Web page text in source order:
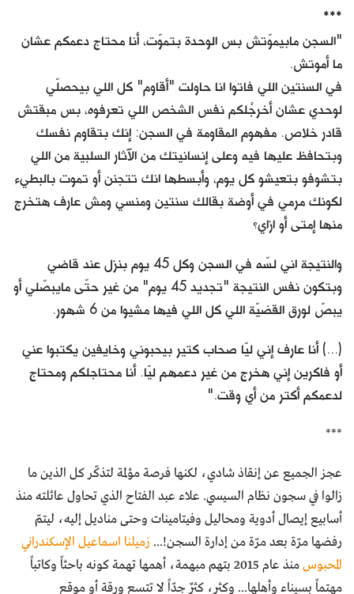
***
"السجن مابيموّتش بس الوحدة بتموّت، أنا محتاج دعمكم عشان
ما أموتش.
في السنتين اللي فاتوا انا حاولت "أقاوم" كل اللي بيحصلّي
لوحدي عشان أخرجْلكم نفس الشخص اللي تعرفوه، بس مبقتش
قادر خلاص. مفهوم المقاومة في السجن: إنك بتقاوم نفسك
وبتحافظ عليها فيه وعلى إنسانيتك من الآثار السلبية من اللي
بتشوفو بتعيشو كل يوم، وأبسطها انك تتجنن أو تموت بالبطيء
لكونك مرمي في أوضة بقالك سنتين ومنسي ومش عارف هتخرج
منها إمتى أو ازاي؟
والنتيجة اني لسّه في السجن وكل 45 يوم بنزل عند قاضي
وبتكون نفس النتيجة "تجديد 45 يوم" من غير حتّى مايبصّلي أو
يبصّ لورق القضيّة اللي كل اللي فيها مشيوا من 6 شهور.
(...) أنا عارف إني ليّا صحاب كتير بيحبوني وخايفين يكتبوا عني
أو فاكرين إني هخرج من غير دعمهم ليّا. أنا محتاجلكم ومحتاج
لدعمكم أكتر من أي وقت."
***
عجز الجميع عن إنقاذ شادي، لكنها فرصة مؤلمة لتذكّر كل الذين ما
زالوا في سجون نظام السيسي. علاء عبد الفتاح الذي تحاول عائلته منذ
أسابيع إيصال أدوية ومحاليل وفيتامينات وحتى مناديل إليه، ليتمّ
رفضها مرّة بعد مرّة من إدارة السجن!... زميلنا اسماعيل الإسكندراني
المحبوس
منذ عام 2015 بتهم مبهمة، أهمها تهمة كونه باحثاً وكاتباً
مهتماً بسيناء وأهلها... وكثر، كثرٌ جدّاً لا تتسع ورقة أو موقع